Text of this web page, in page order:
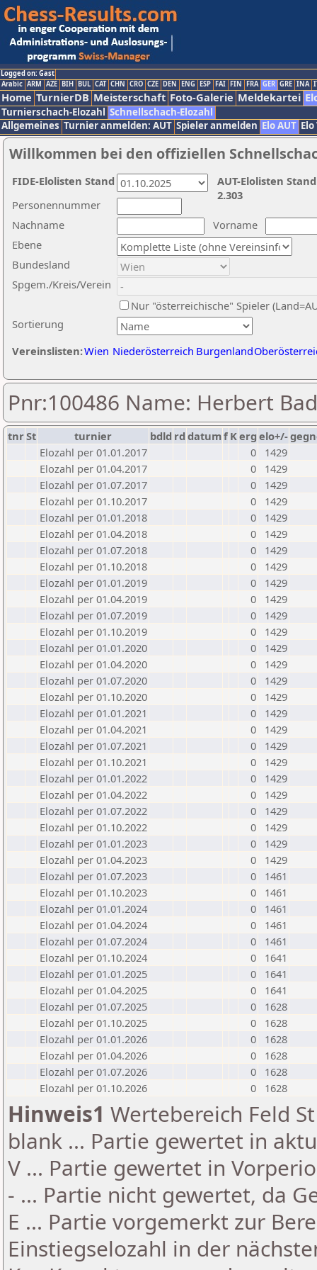
Logged on: Gast
Arabic ARM AZE BIH BUL CAT CHN CRO CZE DEN ENG ESP FAI FIN FRA GER GRE INA
Home TurnierDB Meisterschaft Foto-Galerie Meldekartei
Turnierschach-Elozahl Schnellschach-Elozahl
Allgemeines Turnier anmelden: AUT Spieler anmelden Elo AUT
Willkommen bei den offiziellen
Nachname
Vorname
Ebene
Sortierung
Personennummer
Bundesland
Spgem./Kreis/Verein
Nur "österreichische" Spieler
Vereinslisten:Wien Niederösterreich Burgenland
AUT-Elolisten
2.303
FIDE-Elolisten Stand
Pnr:100486 Name: Herbert
tnrSt turnier bdld rd datumf Kerg elo+/-
Elozahl per 01.01.2017
0
1429
Elozahl per 01.04.2017
0
1429
Elozahl per 01.07.2017
0
1429
Elozahl per 01.10.2017
0
1429
Elozahl per 01.01.2018
0
1429
Elozahl per 01.04.2018
0
1429
Elozahl per 01.07.2018
0
1429
Elozahl per 01.10.2018
0
1429
Elozahl per 01.01.2019
0
1429
Elozahl per 01.04.2019
0
1429
Elozahl per 01.07.2019
0
1429
Elozahl per 01.10.2019
0
1429
Elozahl per 01.01.2020
0
1429
Elozahl per 01.04.2020
0
1429
Elozahl per 01.07.2020
0
1429
Elozahl per 01.10.2020
0
1429
Elozahl per 01.01.2021
0
1429
Elozahl per 01.04.2021
0
1429
Elozahl per 01.07.2021
0
1429
Elozahl per 01.10.2021
0
1429
Elozahl per 01.01.2022
0
1429
Elozahl per 01.04.2022
0
1429
Elozahl per 01.07.2022
0
1429
Elozahl per 01.10.2022
0
1429
Elozahl per 01.01.2023
0
1429
Elozahl per 01.04.2023
0
1429
Elozahl per 01.07.2023
0
1461
Elozahl per 01.10.2023
0
1461
Elozahl per 01.01.2024
0
1461
Elozahl per 01.04.2024
0
1461
Elozahl per 01.07.2024
0
1461
Elozahl per 01.10.2024
0
1641
Elozahl per 01.01.2025
0
1641
Elozahl per 01.04.2025
0
1641
Elozahl per 01.07.2025
0
1628
Elozahl per 01.10.2025
0
1628
Elozahl per 01.01.2026
0
1628
Elozahl per 01.04.2026
0
1628
Elozahl per 01.07.2026
0
1628
Elozahl per 01.10.2026
0 1628
Hinweis1 Wertebereich Feld
blank ... Partie gewertet in
V ... Partie gewertet in
- ... Partie nicht gewertet, da
E ... Partie vorgemerkt zur
Einstiegselozahl in der